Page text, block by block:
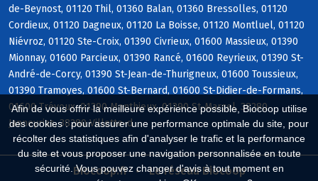
Afin de vous offrir la meilleure expérience possible, Biocoop utilise
des cookies : pour assurer une performance optimale du site, pour
récolter des statistiques afin d'analyser le trafic et la performance
du site et vous proposer une navigation personnalisée en toute
sécurité. Vous pouvez changer d'avis à tout moment en
de-Beynost, 01120 Thil, 01360 Balan, 01360 Bressolles, 01120
Cordieux, 01120 Dagneux, 01120 La Boisse, 01120 Montluel, 01120
Niévroz, 01120 Ste-Croix, 01390 Civrieux, 01600 Massieux, 01390
Mionnay, 01600 Parcieux, 01390 Rancé, 01600 Reyrieux, 01390 St-
André-de-Corcy, 01390 St-Jean-de-Thurigneux, 01600 Toussieux,
01390 Tramoyes, 01600 St-Bernard, 01600 St-Didier-de-Formans,
01600 Trévoux, 01390 Monthieux, 01390 St-Marcel, 38280
Janneyrias, 38280 Villette-d
Biocoop.fr Le réseau Biocoop